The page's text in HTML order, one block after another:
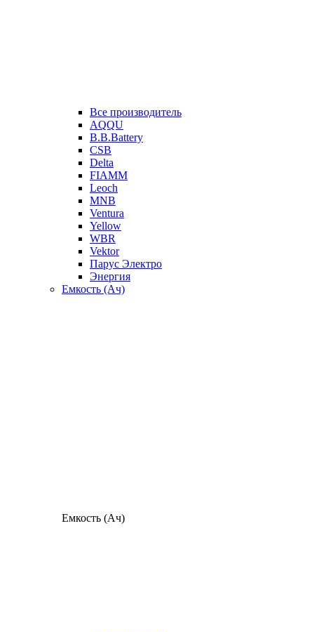
Все производитель
AQQU
B.B.Battery
CSB
Delta
FIAMM
Leoch
MNB
Ventura
Yellow
WBR
Vektor
Парус Электро
Энергия
Емкость (Ач)
Емкость (Ач)